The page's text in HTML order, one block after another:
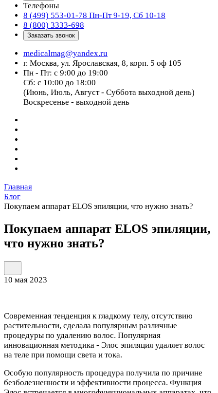
Телефоны
8 (499) 553-01-78 Пн-Пт 9-19, Сб 10-18
8 (800) 3333-698
Заказать звонок
medicalmag@yandex.ru
г. Москва, ул. Ярославская, 8, корп. 5 оф 105
Пн - Пт: с 9:00 до 19:00
Сб: с 10:00 до 18:00
(Июнь, Июль, Август - Суббота выходной день)
Воскресенье - выходной день
Главная
Блог
Покупаем аппарат ELOS эпиляции, что нужно знать?
Покупаем аппарат ELOS эпиляции,
что нужно знать?
10 мая 2023
Современная тенденция к гладкому телу, отсутствию
растительности, сделала популярным различные
процедуры по удалению волос. Популярная
инновационная методика - Элос эпиляция удаляет волос
на теле при помощи света и тока.
Особую популярность процедура получила по причине
безболезненности и эффективности процесса. Функция